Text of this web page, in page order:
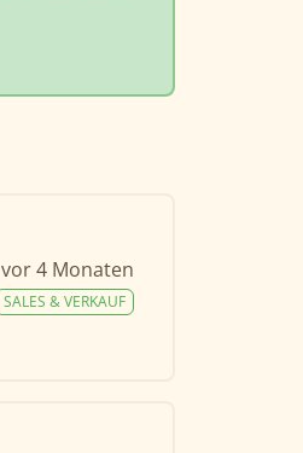
vor 4 Monaten
SALES & VERKAUF